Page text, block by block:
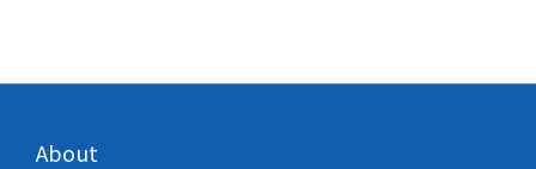
About